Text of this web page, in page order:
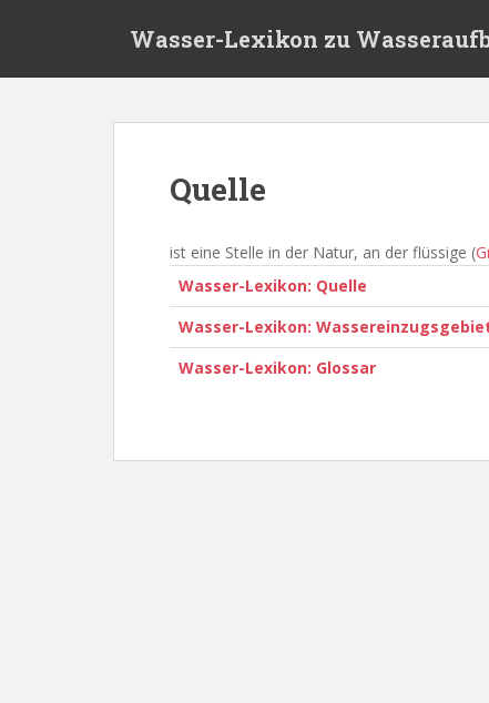
Wasser-Lexikon zu
Quelle
ist eine Stelle in der Natur, an der flüssige (
Wasser-Lexikon: Quelle
Wasser-Lexikon:
Wasser-Lexikon: Glossar